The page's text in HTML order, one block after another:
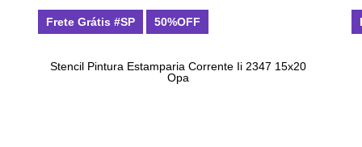
Stencil Pintura Estamparia Corrente Ii 2347 15x20
Opa
Frete Grátis #SP 50%OFF